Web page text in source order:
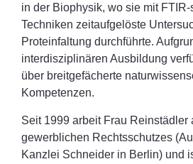
in der Biophysik, wo sie mit
Techniken zeitaufgelöste
Proteinfaltung durchführte.
interdisziplinären Ausbildung
über breitgefächerte
Kompetenzen.
Seit 1999 arbeit Frau Reinstädler
gewerblichen Rechtsschutzes
Kanzlei Schneider in Berlin) und